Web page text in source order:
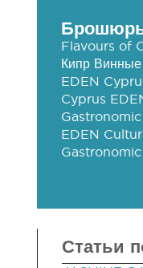
Flavours of
Кипр
EDEN
Cyprus
EDEN
Статьи